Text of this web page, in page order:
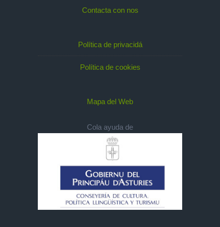
Contacta con nos
Política de privacidá
Política de cookies
Mapa del Web
Cola ayuda de